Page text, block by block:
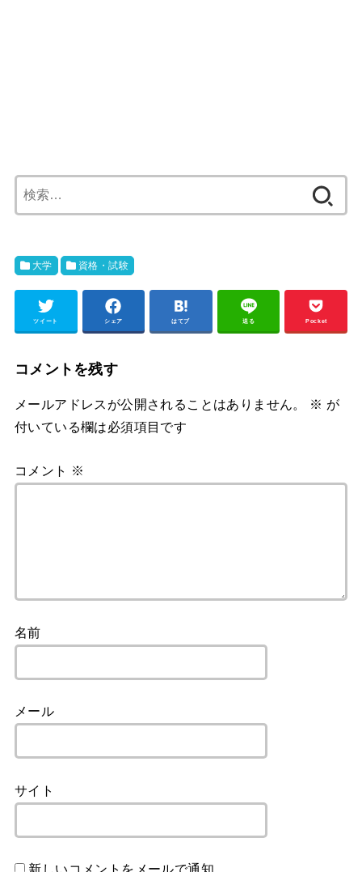
索:
大学 資格・試験
ツイート シェア はてブ 送る Pocket
コメントを残す
メールアドレスが公開されることはありません。 ※ が
付いている欄は必須項目です
コメント ※
名前
メール
サイト